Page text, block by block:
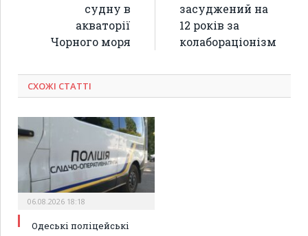
судну в
акваторії
Чорного моря
засуджений на
12 років за
колабораціонізм
СХОЖІ СТАТТІ
06.08.2026 18:18
Одеські поліцейські